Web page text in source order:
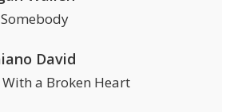
David
a Broken Heart